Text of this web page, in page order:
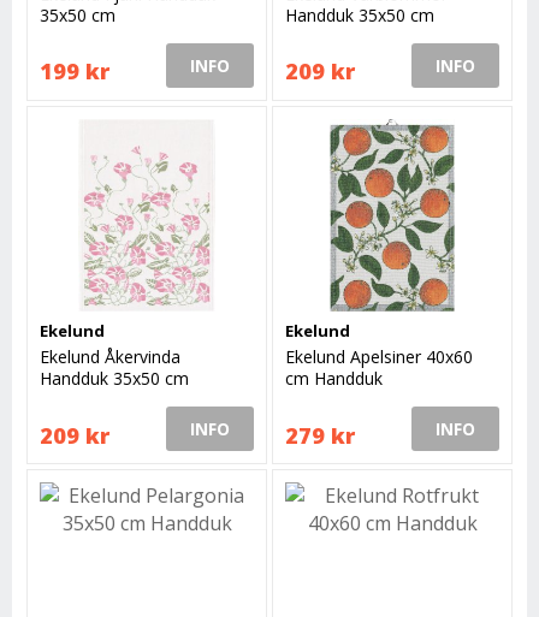
35x50 cm
199 kr INFO
Handduk 35x50 cm
209 kr INFO
Ekelund
Ekelund Åkervinda
Handduk 35x50 cm
209 kr INFO
Ekelund
Ekelund Apelsiner 40x60
cm Handduk
279 kr INFO